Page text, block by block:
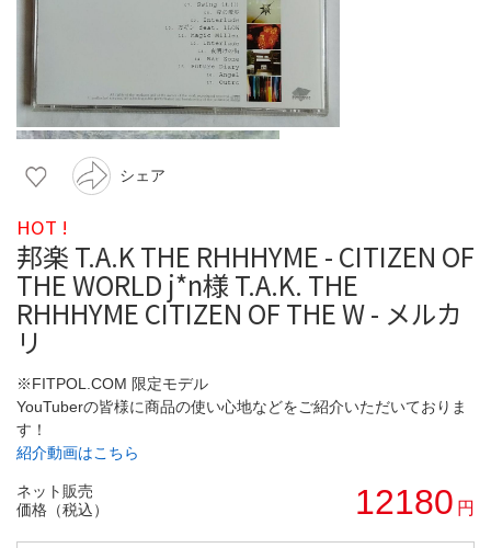
シェア
HOT !
邦楽 T.A.K THE RHHHYME - CITIZEN OF
THE WORLD j*n様 T.A.K. THE
RHHHYME CITIZEN OF THE W - メルカ
リ
※FITPOL.COM 限定モデル
YouTuberの皆様に商品の使い心地などをご紹介いただいておりま
す！
紹介動画はこちら
ネット販売
価格（税込）
12180 円